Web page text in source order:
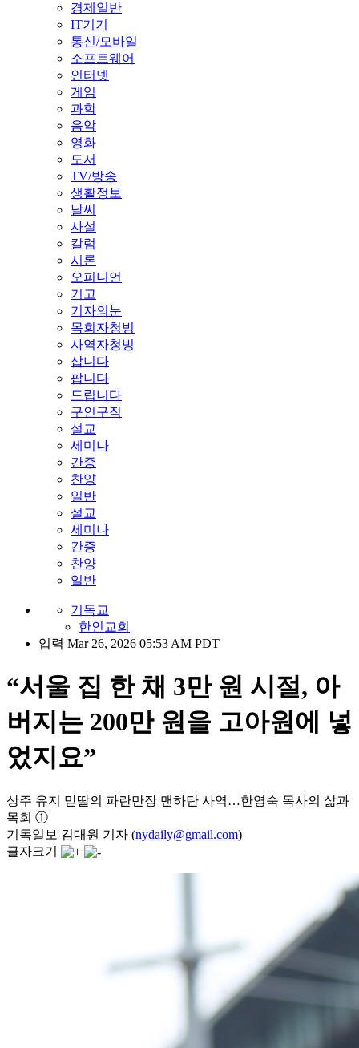
경제일반
IT기기
통신/모바일
소프트웨어
인터넷
게임
과학
음악
영화
도서
TV/방송
생활정보
날씨
사설
칼럼
시론
오피니언
기고
기자의눈
목회자청빙
사역자청빙
삽니다
팝니다
드립니다
구인구직
설교
세미나
간증
찬양
일반
설교
세미나
간증
찬양
일반
기독교
한인교회
입력 Mar 26, 2026 05:53 AM PDT
“서울 집 한 채 3만 원 시절, 아
버지는 200만 원을 고아원에 넣
었지요”
상주 유지 맏딸의 파란만장 맨하탄 사역…한영숙 목사의 삶과
목회 ①
기독일보 김대원 기자 (nydaily@gmail.com)
글자크기